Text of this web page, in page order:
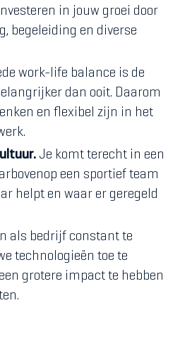
in jouw groei door
begeleiding en diverse
work-life balance is de
dan ooit. Daarom
en flexibel zijn in het
Je komt terecht in een
een sportief team
helpt en waar er geregeld
als bedrijf constant te
technologieën toe te
grotere impact te hebben